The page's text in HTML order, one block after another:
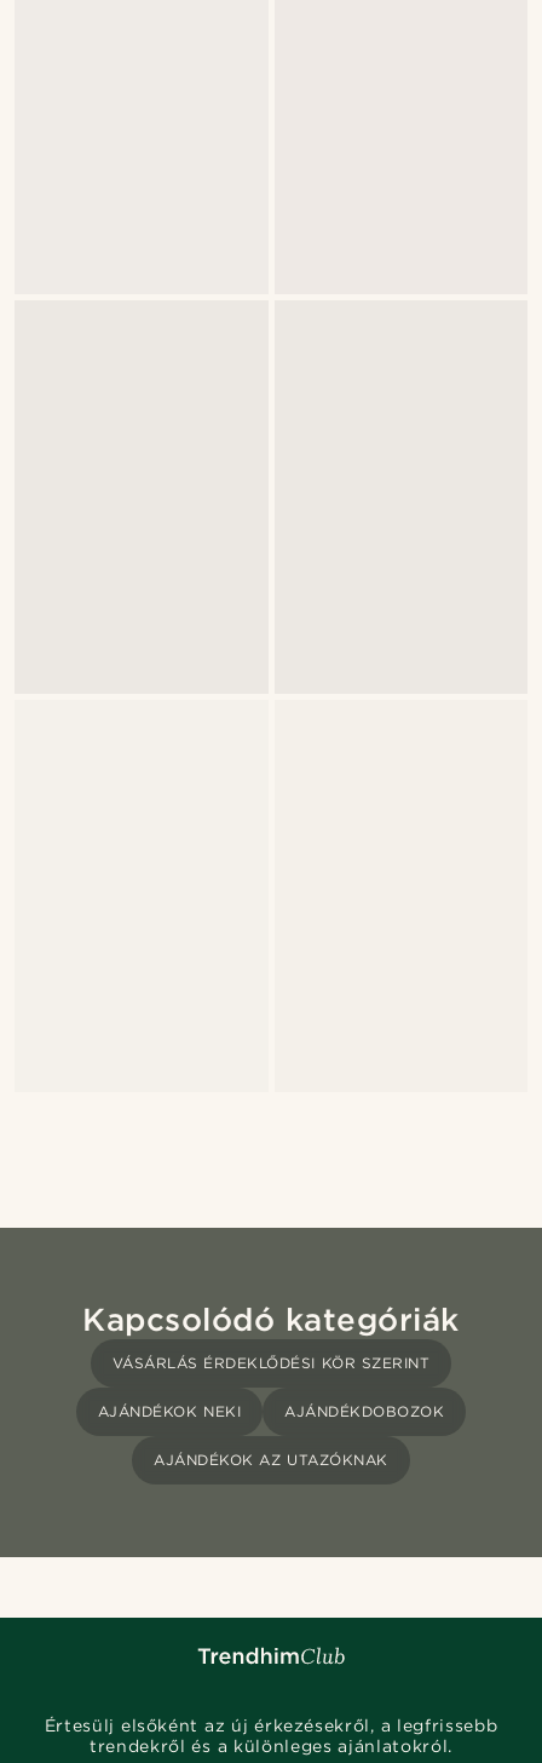
Kapcsolódó kategóriák
VÁSÁRLÁS ÉRDEKLŐDÉSI KÖR SZERINT
AJÁNDÉKOK NEKI AJÁNDÉKDOBOZOK
AJÁNDÉKOK AZ UTAZÓKNAK
Értesülj elsőként az új érkezésekről, a legfrissebb
trendekről és a különleges ajánlatokról.